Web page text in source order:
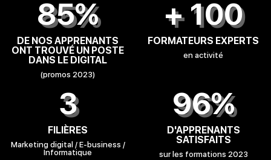
85%
DE NOS APPRENANTS
ONT TROUVÉ UN POSTE
DANS LE DIGITAL
(promos 2023)
+ 100
FORMATEURS EXPERTS
en activité
3
FILIÈRES
Marketing digital / E-business /
Informatique
96%
D'APPRENANTS
SATISFAITS
sur les formations 2023